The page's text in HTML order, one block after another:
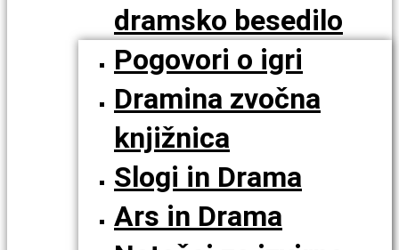
dramsko besedilo
Pogovori o igri
Dramina zvočna
knjižnica
Slogi in Drama
Ars in Drama